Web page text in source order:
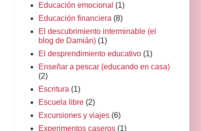
Educación emocional (1)
Educación financiera (8)
El descubrimiento interminable (el
blog de Damián) (1)
El desprendimiento educativo (1)
Enseñar a pescar (educando en casa)
(2)
Escritura (1)
Escuela libre (2)
Excursiones y viajes (6)
Experimentos caseros (1)